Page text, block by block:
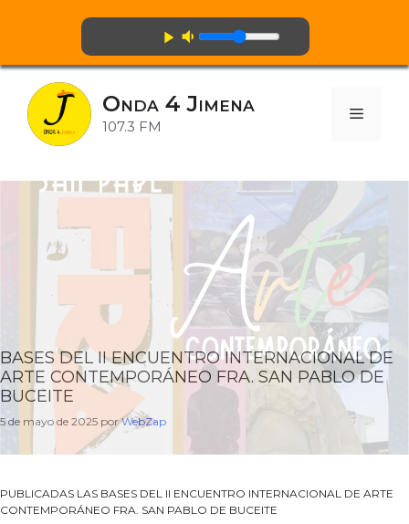
Saltar
contenido
play_arrow volume_down
Onda 4 Jimena
107.3 FM
Menú
BASES DEL II ENCUENTRO INTERNACIONAL DE
ARTE CONTEMPORÁNEO FRA. SAN PABLO DE
BUCEITE
5 de mayo de 2025 porWebZap
PUBLICADAS LAS BASES DEL II ENCUENTRO INTERNACIONAL DE ARTE
CONTEMPORÁNEO FRA. SAN PABLO DE BUCEITE